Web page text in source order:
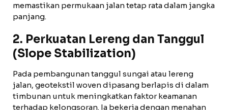
memastikan permukaan jalan tetap rata dalam jangka
panjang.
2. Perkuatan Lereng dan Tanggul
(Slope Stabilization)
Pada pembangunan tanggul sungai atau lereng
jalan, geotekstil woven dipasang berlapis di dalam
timbunan untuk meningkatkan faktor keamanan
terhadap kelongsoran. Ia bekerja dengan menahan